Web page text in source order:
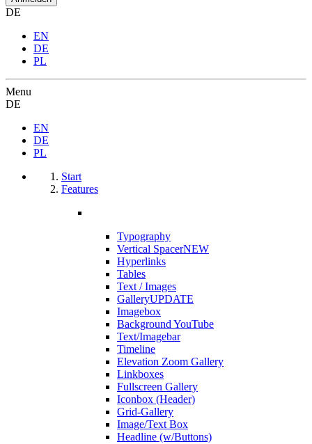
DE
EN
DE
PL
Menu
DE
EN
DE
PL
Start
Features
Typography
Vertical SpacerNEW
Hyperlinks
Tables
Text / Images
GalleryUPDATE
Imagebox
Background YouTube
Text/Imagebar
Timeline
Elevation Zoom Gallery
Linkboxes
Fullscreen Gallery
Iconbox (Header)
Grid-Gallery
Image/Text Box
Headline (w/Buttons)